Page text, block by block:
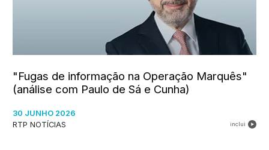
"Fugas de informação na Operação Marquês"
(análise com Paulo de Sá e Cunha)
30 JUNHO 2026
RTP NOTÍCIAS
inclui